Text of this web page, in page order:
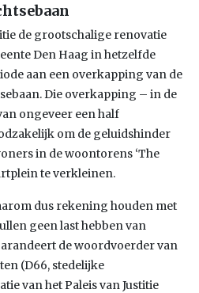
de grootschalige renovatie
Den Haag in hetzelfde
aan een overkapping van de
Die overkapping – in de
ongeveer een half
om de geluidshinder
in de woontorens ‘The
te verkleinen.
dus rekening houden met
geen last hebben van
de woordvoerder van
(D66, stedelijke
van het Paleis van Justitie